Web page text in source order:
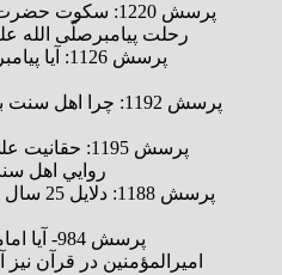
پرسش 1220: سکوت
رحلت پیامبرصلّی‌ الله‌
پرسش 1126:
پرسش 1192: چرا
پرسش 1195:
روايي اهل
پرسش
پرسش
امیرالمؤمنین در قرآن